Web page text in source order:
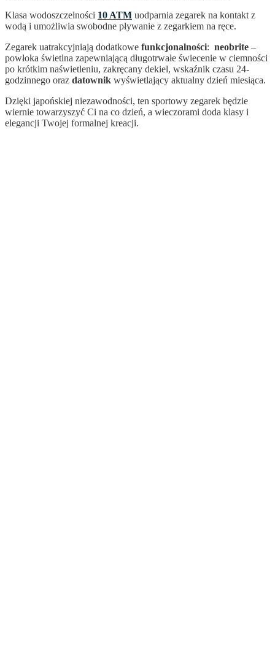
Klasa wodoszczelności 10 ATM uodparnia zegarek na kontakt z
wodą i umożliwia swobodne pływanie z zegarkiem na ręce.
Zegarek uatrakcyjniają dodatkowe funkcjonalności: neobrite –
powłoka świetlna zapewniającą długotrwałe świecenie w ciemności
po krótkim naświetleniu, zakręcany dekiel, wskaźnik czasu 24-
godzinnego oraz datownik wyświetlający aktualny dzień miesiąca.
Dzięki japońskiej niezawodności, ten sportowy zegarek będzie
wiernie towarzyszyć Ci na co dzień, a wieczorami doda klasy i
elegancji Twojej formalnej kreacji.